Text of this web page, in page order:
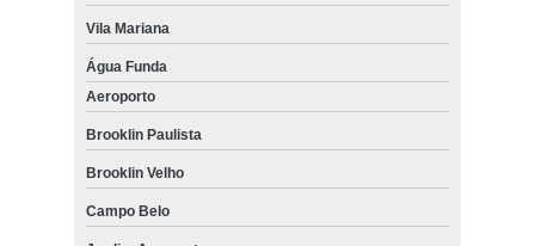
Vila Mariana
Água Funda
Aeroporto
Brooklin Paulista
Brooklin Velho
Campo Belo